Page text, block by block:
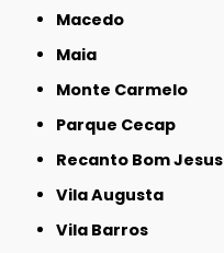
Macedo
Maia
Monte Carmelo
Parque Cecap
Recanto Bom Jesus
Vila Augusta
Vila Barros